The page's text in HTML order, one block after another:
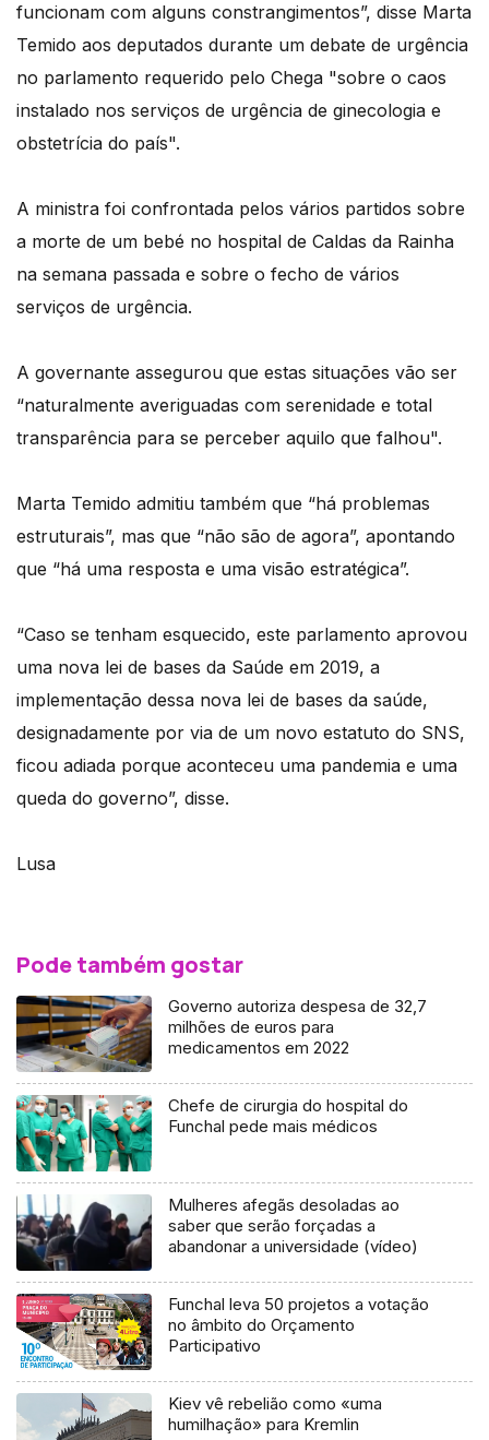
funcionam com alguns constrangimentos”, disse Marta
Temido aos deputados durante um debate de urgência
no parlamento requerido pelo Chega "sobre o caos
instalado nos serviços de urgência de ginecologia e
obstetrícia do país".
A ministra foi confrontada pelos vários partidos sobre
a morte de um bebé no hospital de Caldas da Rainha
na semana passada e sobre o fecho de vários
serviços de urgência.
A governante assegurou que estas situações vão ser
“naturalmente averiguadas com serenidade e total
transparência para se perceber aquilo que falhou".
Marta Temido admitiu também que “há problemas
estruturais”, mas que “não são de agora”, apontando
que “há uma resposta e uma visão estratégica”.
“Caso se tenham esquecido, este parlamento aprovou
uma nova lei de bases da Saúde em 2019, a
implementação dessa nova lei de bases da saúde,
designadamente por via de um novo estatuto do SNS,
ficou adiada porque aconteceu uma pandemia e uma
queda do governo”, disse.
Lusa
Pode também gostar
Governo autoriza despesa de 32,7
milhões de euros para
medicamentos em 2022
Chefe de cirurgia do hospital do
Funchal pede mais médicos
Mulheres afegãs desoladas ao
saber que serão forçadas a
abandonar a universidade (vídeo)
Funchal leva 50 projetos a votação
no âmbito do Orçamento
Participativo
Kiev vê rebelião como «uma
humilhação» para Kremlin